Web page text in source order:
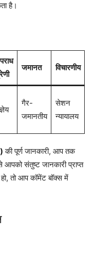
है।
जमानत विचारणीय
गैर-
जमानतीय
सेशन
न्यायालय
की पूर्ण जानकारी, आप तक
संतुष्ट जानकारी प्राप्त
तो आप कॉमेंट बॉक्स में